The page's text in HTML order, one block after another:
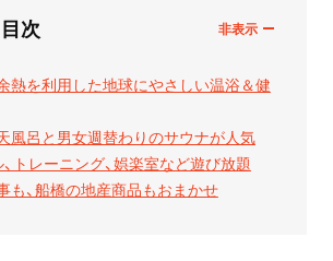
次
熱を利用した地球にやさしい温浴＆健
風呂と男女週替わりのサウナが人気
、トレーニング、娯楽室など遊び放題
も、船橋の地産商品もおまかせ